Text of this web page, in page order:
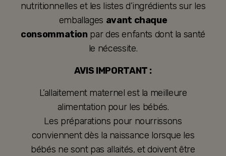
nutritionnelles et les listes d’ingrédients sur les
emballages avant chaque
consommation par des enfants dont la santé
le nécessite.
AVIS IMPORTANT :
L’allaitement maternel est la meilleure
alimentation pour les bébés.
Les préparations pour nourrissons
conviennent dès la naissance lorsque les
bébés ne sont pas allaités, et doivent être